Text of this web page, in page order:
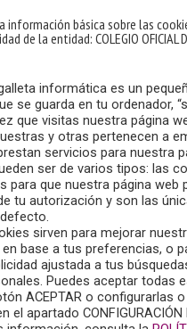
Chinchilla el sábado, 1
información básica sobre las
de la entidad: COLEGIO OFICIAL
informática es un
se guarda en tu ordenador,
que visitas nuestra página
y otras pertenecen a
servicios para nuestra
ser de varios tipos: las
para que nuestra página web
tu autorización y son las
sirven para mejorar
base a tus preferencias, o
ajustada a tus
Puedes aceptar todas
ACEPTAR o configurarlas
el apartado CONFIGURACIÓN